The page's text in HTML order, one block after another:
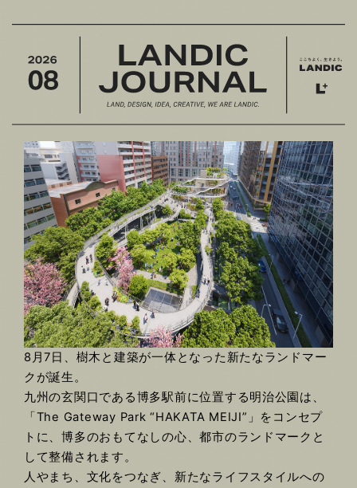
8月7日、樹木と建築が一体となった 新たなランドマー
クが誕生。
九州の玄関口である博多駅前に位置する明治公園は、
「The Gateway Park “HAKATA MEIJI”」をコンセプ
トに、博多のおもてなしの心、都市のランドマークと
して整備されます。
人やまち、文化をつなぎ、新たなライフスタイルへの